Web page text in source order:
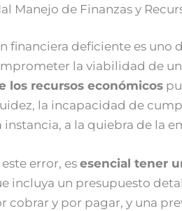
Manejo de Finanzas y
financiera deficiente es uno
la viabilidad de
los recursos económicos
la incapacidad de
a la quiebra de la
error, es esencial tener
incluya un presupuesto
cobrar y por pagar, y una